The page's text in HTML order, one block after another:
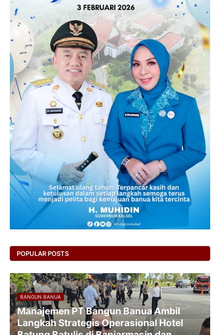
POPULAR POSTS
BANGUN BANUA
Manajemen PT Bangun Banua Ambil
Langkah Strategis Operasional Hotel